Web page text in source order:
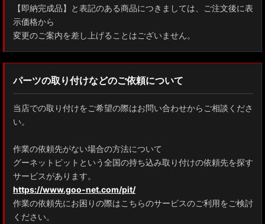
AYH30/GGH30/35/AGH30/35 ヴェルファイア
AYH30/GGH30/35/AGH30/35 アルファード
ACR50 エスティマ
ZWR90W/ZWR95W/MZRA90W/MZRA95W ノア/ヴォクシー
ZRR80 ノア/ヴォクシー
NHP17/NSP17NCP17 シエンタ
M900A/M910A ルーミー
A200A/A210A ライズ
【即納完成品】と表記のある商品につきましては、ご注文後に表
示価格から
変更のご案内を差し上げることはございません。
パーツの取り付けなどのご依頼について
当店での取り付けをご希望の際はお問い合わせからご相談くださ
い。
作業の依頼先がない場合の方法について
グーネットピットという全国の持ち込み取り付けの依頼先を探す
サービスがあります。
https://www.goo-net.com/pit/
作業の依頼先にお困りの際はこちらのサービスのご利用をご検討
ください。